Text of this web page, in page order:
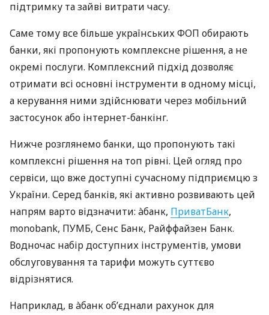
підтримку та зайві витрати часу.
Саме тому все більше українських ФОП обирають
банки, які пропонують комплексне рішення, а не
окремі послуги. Комплексний підхід дозволяє
отримати всі основні інструменти в одному місці,
а керування ними здійснювати через мобільний
застосунок або інтернет-банкінг.
Нижче розглянемо банки, що пропонують такі
комплексні рішення на топ рівні. Цей огляд про
сервіси, що вже доступні сучасному підприємцю з
України. Серед банків, які активно розвивають цей
напрям варто відзначити: àбанк, ПриватБанк,
monobank, ПУМБ, Сенс Банк, Райффайзен Банк.
Водночас набір доступних інструментів, умови
обслуговування та тарифи можуть суттєво
відрізнятися.
Наприклад, в àбанк об’єднали рахунок для